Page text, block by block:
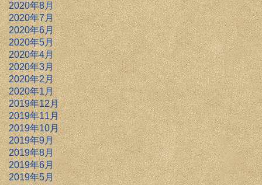
2020年8月
2020年7月
2020年6月
2020年5月
2020年4月
2020年3月
2020年2月
2020年1月
2019年12月
2019年11月
2019年10月
2019年9月
2019年8月
2019年6月
2019年5月